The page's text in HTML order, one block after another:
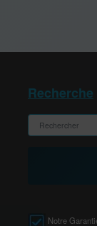
Recherche
Notre